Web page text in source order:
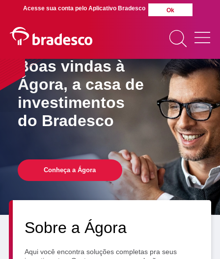
MAIS BUSCADOS
SUAS BUSCAS
RECENTES
SEPARAMOS PARA VOCÊ
Antecipação
Boas vindas à
Ágora, a casa de
investimentos
do Bradesco
Conheça a Ágora
Sobre a Ágora
Aqui você encontra soluções completas pra seus
Acesse sua conta pelo Aplicativo Bradesco Ok